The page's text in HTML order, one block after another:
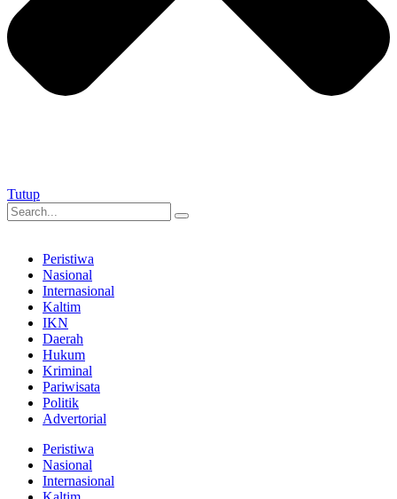
Tutup
Peristiwa
Nasional
Internasional
Kaltim
IKN
Daerah
Hukum
Kriminal
Pariwisata
Politik
Advertorial
Peristiwa
Nasional
Internasional